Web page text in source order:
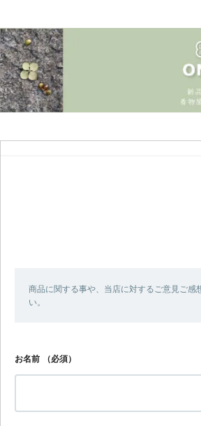
商品に関する事や、当店に対するご意見ご
い。
お名前 （必須）